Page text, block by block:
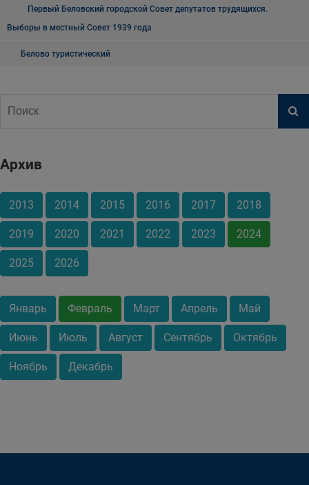
Первый Беловский городской Совет депутатов трудящихся.
Выборы в местный Совет 1939 года
Белово туристический
Архив
2013 2014 2015 2016 2017 2018
2019 2020 2021 2022 2023 2024
2025 2026
Январь Февраль Март Апрель Май
Июнь Июль Август Сентябрь Октябрь
Ноябрь Декабрь